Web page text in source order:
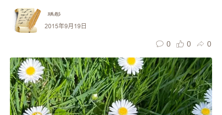
瑀彤
2015年9月19日
0 0 0